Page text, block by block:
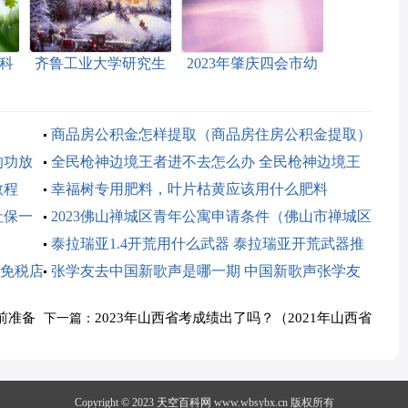
齐鲁工业大学研究生
研究生招生调剂办法
2023年）
2023年肇庆四会市幼
商品房公积金怎样提取（商品房住房公积金提取）
功放
全民枪神边境王者进不去怎么办 全民枪神边境王
者进不去怎么办?
程
幸福树专用肥料，叶片枯黄应该用什么肥料
保一
2023佛山禅城区青年公寓申请条件（佛山市禅城区
青年职工公寓）
泰拉瑞亚1.4开荒用什么武器 泰拉瑞亚开荒武器推
荐
税店 张学友去中国新歌声是哪一期 中国新歌声张学友
准备 下一篇： 2023年山西省考成绩出了吗？（2021年山西省
Copyright © 2023 天空百科网 www.wbsybx.cn 版权所有